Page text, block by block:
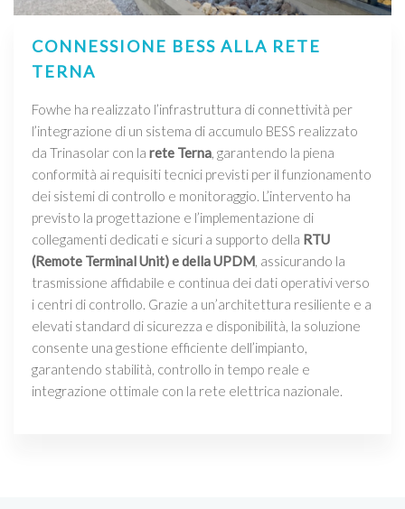
CONNESSIONE BESS ALLA RETE
TERNA
Fowhe ha realizzato l’infrastruttura di connettività per
l’integrazione di un sistema di accumulo BESS realizzato
da Trinasolar con la rete Terna, garantendo la piena
conformità ai requisiti tecnici previsti per il funzionamento
dei sistemi di controllo e monitoraggio. L’intervento ha
previsto la progettazione e l’implementazione di
collegamenti dedicati e sicuri a supporto della RTU
(Remote Terminal Unit) e della UPDM, assicurando la
trasmissione affidabile e continua dei dati operativi verso
i centri di controllo. Grazie a un’architettura resiliente e a
elevati standard di sicurezza e disponibilità, la soluzione
consente una gestione efficiente dell’impianto,
garantendo stabilità, controllo in tempo reale e
integrazione ottimale con la rete elettrica nazionale.